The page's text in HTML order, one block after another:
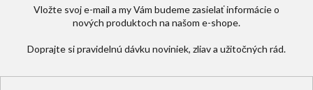
Vložte svoj e-mail a my Vám budeme zasielať informácie o
nových produktoch na našom e-shope.